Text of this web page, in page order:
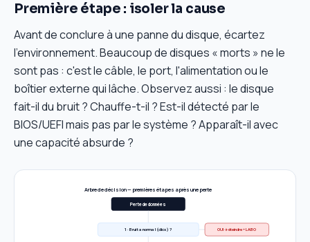
Première étape : isoler la cause
Avant de conclure à une panne du disque, écartez
l'environnement. Beaucoup de disques « morts » ne le
sont pas : c'est le câble, le port, l'alimentation ou le
boîtier externe qui lâche. Observez aussi : le disque
fait-il du bruit ? Chauffe-t-il ? Est-il détecté par le
BIOS/UEFI mais pas par le système ? Apparaît-il avec
une capacité absurde ?
Arbre de décision — premières étapes après une perte
Perte de données
1 · Bruit anormal (clics) ? OUI → éteindre + LABO